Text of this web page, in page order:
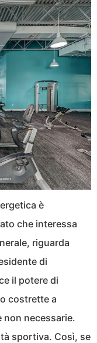
è
che interessa
riguarda
di
il potere di
costrette a
non necessarie.
sportiva. Così, se